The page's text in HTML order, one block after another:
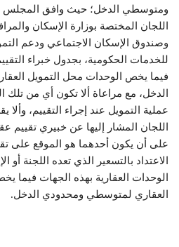
ومتوسطي الدخل؛ حيث وافق المجلس
اللجان المختصة بوزارة الإسكان
وصندوق الإسكان الاجتماعي ودعم
للخدمات الحكومية، بجدول خبراء
فيما يخص الوحدات محل التمويل
الدخل، مع مراعاة ألا تكون أي من تلك
عملية التمويل عند إجراء التقييم، وألا
اللجان المشار إليها عن خبيري تقييم
على أن يكون أحدهما هو الموقع على
الاعتداد بالتسعير الذي تعده اللجنة أو
الوحدات العقارية بهذه الجهات فيما
العقاري لمتوسطي ومحدودي الدخل.